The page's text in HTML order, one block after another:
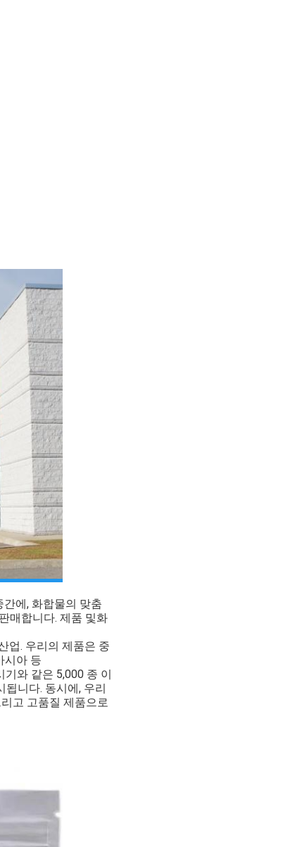
간에, 화합물의 맞춤
매합니다. 제품 및화
업. 우리의 제품은 중
시아 등
기와 같은 5,000 종 이
니다. 동시에, 우리
고 고품질 제품으로